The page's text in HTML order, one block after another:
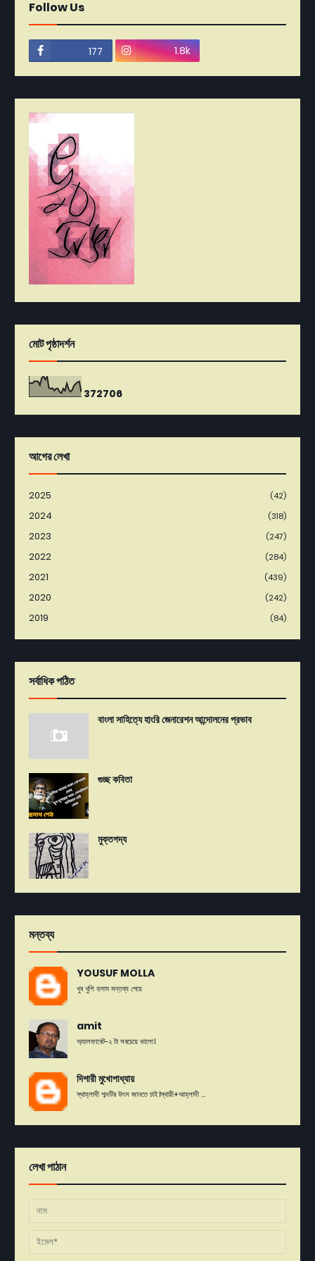
Follow Us
177 1.8k
মোট পৃষ্ঠাদর্শন
372706
আগের লেখা
2025 (42)
2024 (318)
2023 (247)
2022 (284)
2021 (439)
2020 (242)
2019 (84)
সর্বাধিক পঠিত
বাংলা সাহিত্যে হাংরি জেনারেশন আন্দোলনের প্রভাব
গুচ্ছ কবিতা
মুক্তগদ্য
মন্তব্য
YOUSUF MOLLA
খুব খুশি হলাম মন্তব্য পেয়ে
amit
অ্যালফাবেট-২ টা সবচেয়ে ভালো।
দিশারী মুখোপাধ্যায়
স্থাহ্লাদী শব্দটির উৎস জানতে চাই।স্থায়ী+আহ্লাদী ...
লেখা পাঠান